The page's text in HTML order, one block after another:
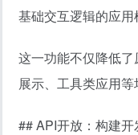
基础交互逻辑的应用
这一功能不仅降低
展示、工具类应用
## API开放：构建